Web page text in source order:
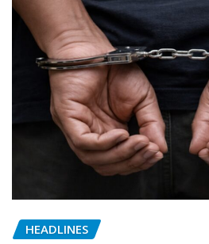
HEADLINES